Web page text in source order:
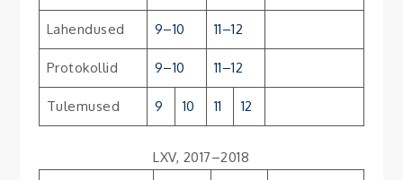
Lahendused 9–10 11–12
Protokollid 9–10 11–12
Tulemused 9 10 11 12
LXV, 2017–2018